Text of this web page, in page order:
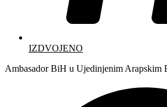
IZDVOJENO
Ambasador BiH u Ujedinjenim Arapskim